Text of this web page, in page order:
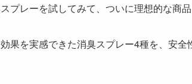
プレーを試してみて、ついに理想的な商
果を実感できた消臭スプレー4種を、安